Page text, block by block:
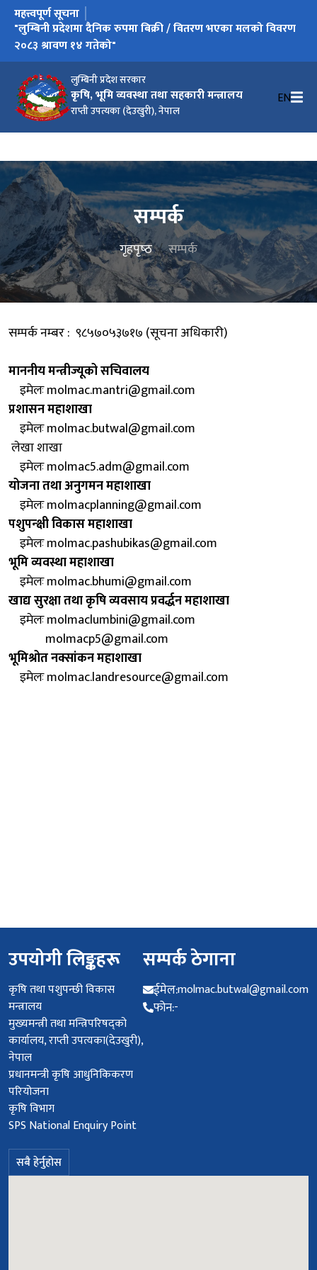
लुम्बिनी प्रदेश सरकार
कृषि, भूमि व्यवस्था तथा सहकारी मन्त्रालय
राप्ती उपत्यका (देउखुरी), नेपाल
EN
महत्त्वपूर्ण सूचना
"लुम्बिनी प्रदेशमा दैनिक रुपमा बिक्री / वितरण भएका मलको विवरण
२०८३ श्रावण १४ गतेको"
सम्पर्क
गृहपृष्‍ठ सम्पर्क
सम्पर्क नम्बर : ९८५७०५३७१७ (सूचना अधिकारी)
माननीय मन्त्रीज्यूको सचिवालय
इमेलः molmac.mantri@gmail.com
प्रशासन महाशाखा
इमेलः molmac.butwal@gmail.com
लेखा शाखा
इमेलः molmac5.adm@gmail.com
योजना तथा अनुगमन महाशाखा
इमेलः molmacplanning@gmail.com
पशुपन्क्षी विकास महाशाखा
इमेलः molmac.pashubikas@gmail.com
भूमि व्यवस्था महाशाखा
इमेलः molmac.bhumi@gmail.com
खाद्य सुरक्षा तथा कृषि व्यवसाय प्रवर्द्धन महाशाखा
इमेलः molmaclumbini@gmail.com
molmacp5@gmail.com
भूमिश्रोत नक्सांकन महाशाखा
इमेलः molmac.landresource@gmail.com
उपयोगी लिङ्कहरू
कृषि तथा पशुपन्छी विकास
मन्त्रालय
मुख्यमन्त्री तथा मन्त्रिपरिषद्को
कार्यालय, राप्ती उपत्यका(देउखुरी),
नेपाल
प्रधानमन्‍त्री कृषि आधुनिकिकरण
परियोजना
कृषि विभाग
SPS National Enquiry Point
सबै हेर्नुहोस
सम्पर्क ठेगाना
ईमेल:molmac.butwal@gmail.com
फोन:-